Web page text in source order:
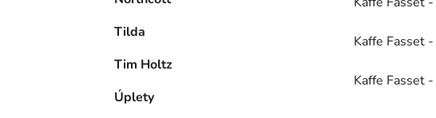
Tilda
Tim Holtz
Úplety
Kaffe Fasset -
Kaffe Fasset -